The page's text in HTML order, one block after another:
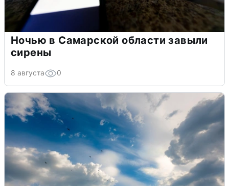
Ночью в Самарской области завыли
сирены
8 августа 0